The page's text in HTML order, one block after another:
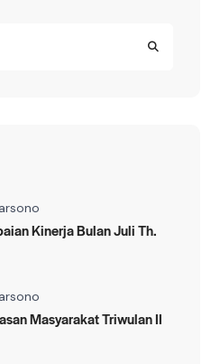
Kinerja Bulan Juli Th.
Masyarakat Triwulan II